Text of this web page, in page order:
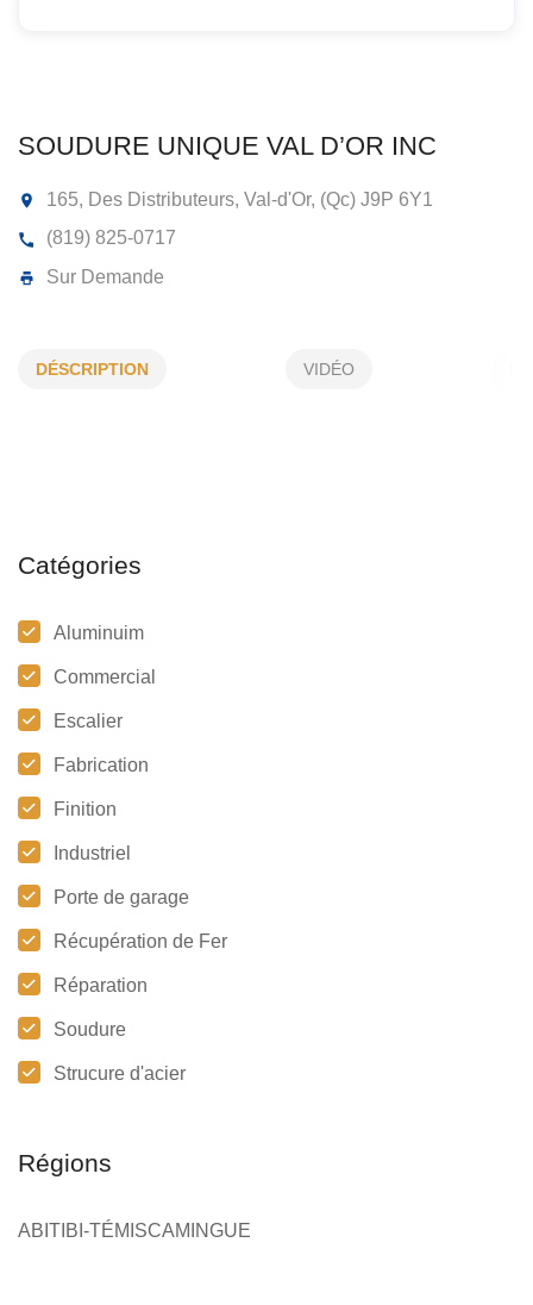
165, Des Distributeurs, Val-d'Or, (Qc)
DÉSCRIPTION VIDÉO
Catégories
Aluminuim
Commercial
Escalier
Fabrication
Finition
Industriel
Porte de garage
Récupération de Fer
Réparation
Soudure
Strucure d'acier
Régions
ABITIBI-TÉMISCAMINGUE